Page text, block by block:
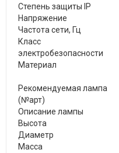
Степень защиты IP
Напряжение
Частота сети, Гц
Класс
электробезопасности
Материал
Рекомендуемая лампа
(№арт)
Описание лампы
Высота
Диаметр
Масса